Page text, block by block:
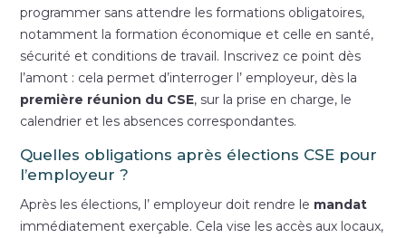
programmer sans attendre les formations obligatoires,
notamment la formation économique et celle en santé,
sécurité et conditions de travail. Inscrivez ce point dès
l’amont : cela permet d’interroger l’ employeur, dès la
première réunion du CSE, sur la prise en charge, le
calendrier et les absences correspondantes.
Quelles obligations après élections CSE pour
l’employeur ?
Après les élections, l’ employeur doit rendre le mandat
immédiatement exerçable. Cela vise les accès aux locaux,